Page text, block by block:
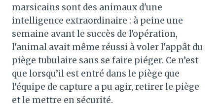
marsicains sont des animaux d'une
intelligence extraordinaire : à peine une
semaine avant le succès de l'opération,
l'animal avait même réussi à voler l'appât du
piège tubulaire sans se faire piéger. Ce n’est
que lorsqu’il est entré dans le piège que
l’équipe de capture a pu agir, retirer le piège
et le mettre en sécurité.